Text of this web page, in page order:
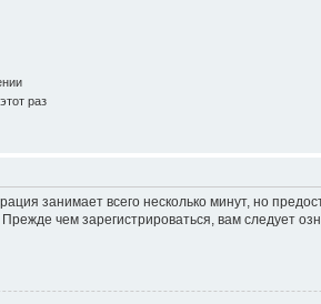
раз
занимает всего несколько минут, но
чем зарегистрироваться, вам следует